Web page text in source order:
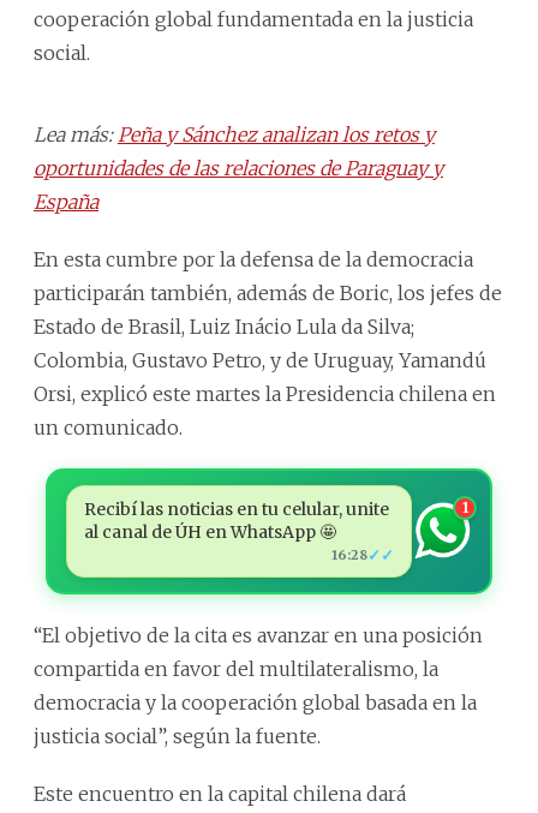
cooperación global fundamentada en la justicia
social.
Lea más: Peña y Sánchez analizan los retos y
oportunidades de las relaciones de Paraguay y
España
En esta cumbre por la defensa de la democracia
participarán también, además de Boric, los jefes de
Estado de Brasil, Luiz Inácio Lula da Silva;
Colombia, Gustavo Petro, y de Uruguay, Yamandú
Orsi, explicó este martes la Presidencia chilena en
un comunicado.
Recibí las noticias en tu celular, unite
al canal de ÚH en WhatsApp 🤩
16:28✓✓
1
“El objetivo de la cita es avanzar en una posición
compartida en favor del multilateralismo, la
democracia y la cooperación global basada en la
justicia social”, según la fuente.
Este encuentro en la capital chilena dará